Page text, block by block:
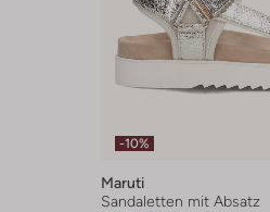
-10%
Maruti
Sandaletten mit Absatz